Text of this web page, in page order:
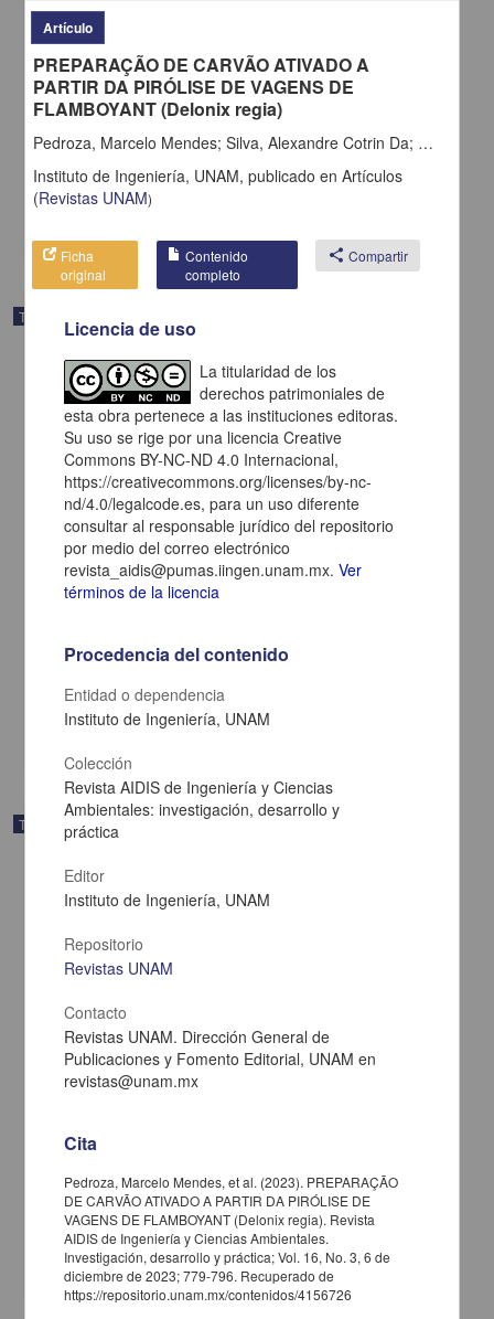
Una propuesta de mejora para SISOPA: el caso del transporte de
Castañeda Luna, Ángel
2025
Ingenierías
Trabajo de grado
Cruz Juárez, Víctor Mauricio de la
Ingenierías
Trabajo de grado
Desalinización de agua y generación de energía eléctrica mediante
Cruz Barragán, Ziomara de la
Ingenierías
Artículo
PREPARAÇÃO DE CARVÃO ATIVADO A
PARTIR DA PIRÓLISE DE VAGENS DE
FLAMBOYANT (Delonix regia)
Pedroza, Marcelo Mendes; Silva, Alexandre Cotrin Da; Barros, Pedro Alexandre Pinto Cerqueira; Rezende, Cláudia Da Silva Aguiar; Lôbo, Ranyere Do Nascimento; Arruda, Matheus Gomes
Instituto de Ingeniería, UNAM, publicado enArtículos
(Revistas UNAM)
Ficha
original
Contenido
completo
share Compartir
Licencia de uso
La titularidad de los
derechos patrimoniales de
esta obra pertenece a las instituciones editoras.
Su uso se rige por una licencia Creative
Commons BY-NC-ND 4.0 Internacional,
https://creativecommons.org/licenses/by-nc-
nd/4.0/legalcode.es, para un uso diferente
consultar al responsable jurídico del repositorio
por medio del correo electrónico
revista_aidis@pumas.iingen.unam.mx.Ver
términos de la licencia
Procedencia del contenido
Entidad o dependencia
Instituto de Ingeniería, UNAM
Colección
Revista AIDIS de Ingeniería y Ciencias
Ambientales: investigación, desarrollo y
práctica
Editor
Instituto de Ingeniería, UNAM
Repositorio
Revistas UNAM
Contacto
Revistas UNAM. Dirección General de
Publicaciones y Fomento Editorial, UNAM en
revistas@unam.mx
Cita
Pedroza, Marcelo Mendes, et al. (2023). PREPARAÇÃO
DE CARVÃO ATIVADO A PARTIR DA PIRÓLISE DE
VAGENS DE FLAMBOYANT (Delonix regia). Revista
AIDIS de Ingeniería y Ciencias Ambientales.
Investigación, desarrollo y práctica; Vol. 16, No. 3, 6 de
diciembre de 2023; 779-796. Recuperado de
https://repositorio.unam.mx/contenidos/4156726